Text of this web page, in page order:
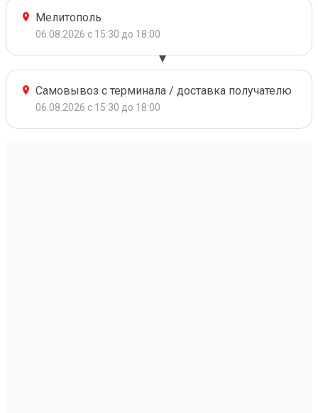
Мелитополь
06.08.2026 с 15:30 до 18:00
Самовывоз с терминала / доставка получателю
06.08.2026 с 15:30 до 18:00